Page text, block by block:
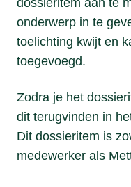
onderwerp in te
toelichting kwijt en
toegevoegd.
Zodra je het
dit terugvinden in
Dit dossieritem is
medewerker als